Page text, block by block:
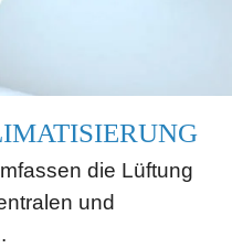
die Lüftung
und